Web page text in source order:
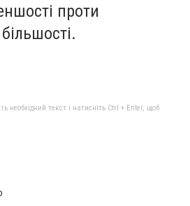
проти
необхідний текст і натисніть Ctrl + Enter, щоб